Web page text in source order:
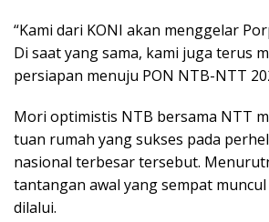
“Kami dari KONI akan menggelar
Di saat yang sama, kami juga terus
persiapan menuju PON NTB-NTT
Mori optimistis NTB bersama NTT
tuan rumah yang sukses pada
nasional terbesar tersebut.
tantangan awal yang sempat
dilalui.